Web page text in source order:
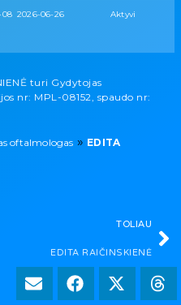
08 2026-06-26 Aktyvi
turi Gydytojas
nr: MPL-08152, spaudo nr:
oftalmologas » EDITA
TOLIAU
EDITA RAIČINSKIENĖ